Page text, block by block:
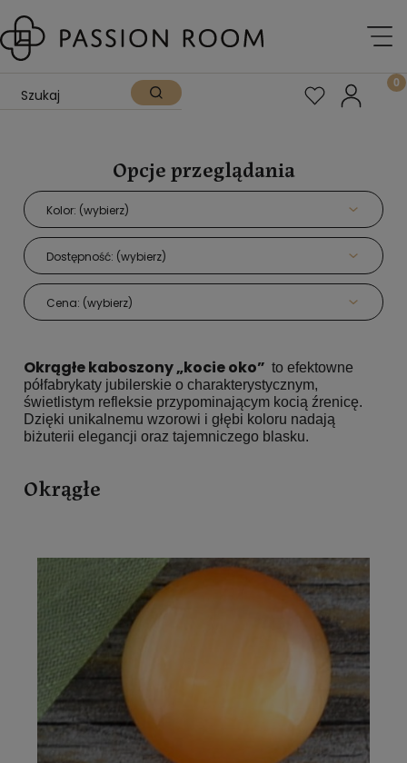
Opcje przeglądania
Kolor: (wybierz)
Dostępność: (wybierz)
Cena: (wybierz)
Okrągłe kaboszony „kocie oko” to efektowne
półfabrykaty jubilerskie o charakterystycznym,
świetlistym refleksie przypominającym kocią źrenicę.
Dzięki unikalnemu wzorowi i głębi koloru nadają
biżuterii elegancji oraz tajemniczego blasku.
Okrągłe